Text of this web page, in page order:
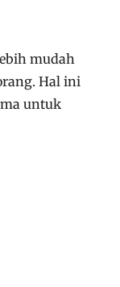
mudah
Hal ini
untuk